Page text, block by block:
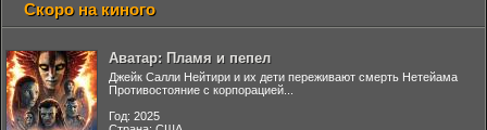
Скоро на киного
Аватар: Пламя и пепел
Джейк Салли Нейтири и их дети переживают смерть Нетейама
Противостояние с корпорацией...
Год: 2025